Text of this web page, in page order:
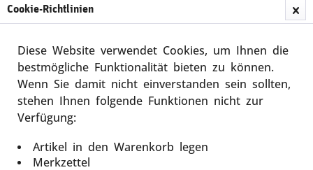
Merken
"Lehrmeisters der Neuen Rechten"
gehört zum gültigen Bestand
dieser Essay in der letztgültigen
Textfassung spaltet seit jeher...
Cookie-Richtlinien
Diese Website verwendet Cookies, um Ihnen die
bestmögliche Funktionalität bieten zu können.
Wenn Sie damit nicht einverstanden sein sollten,
stehen Ihnen folgende Funktionen nicht zur
Verfügung:
Artikel in den Warenkorb legen
Merkzettel